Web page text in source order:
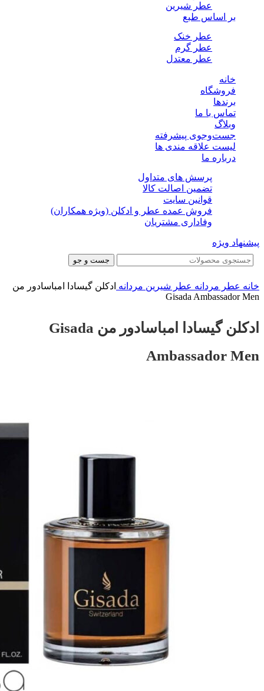
عطر شیرین
بر اساس طبع
عطر خنک
عطر گرم
عطر معتدل
خانه
فروشگاه
برندها
تماس با ما
وبلاگ
جست‌وجوی پیشرفته
لیست علاقه مندی ها
درباره ما
پرسش های متداول
تضمین اصالت کالا
قوانین سایت
فروش عمده عطر و ادکلن (ویژه همکاران)
وفاداری مشتریان
پیشنهاد ویژه
جست و جو
خانه عطر مردانه عطر شیرین مردانه ادکلن گیسادا امباسادور من
Gisada Ambassador Men
ادکلن گیسادا امباسادور من Gisada
Ambassador Men